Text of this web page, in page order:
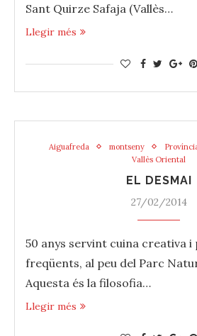
Sant Quirze Safaja (Vallès…
Llegir més
Aiguafreda montseny
Vallès Oriental
EL DESMAI
27/02/2014
50 anys servint ‪‎cuina‬ creativa
freqüents, al peu del Parc
Aquesta és la filosofia…
Llegir més